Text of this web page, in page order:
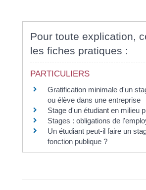
Pour toute explication,
les fiches pratiques :
PARTICULIERS
Gratification minimale d'un
ou élève dans une entreprise
Stage d'un étudiant en milieu
Stages : obligations de
Un étudiant peut-il faire un
fonction publique ?